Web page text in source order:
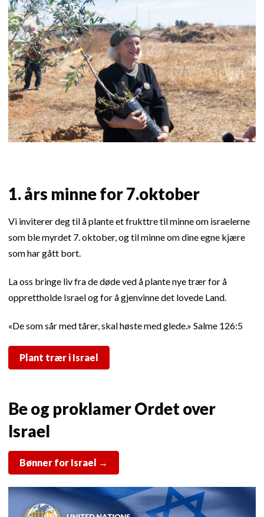
1. års minne for 7.oktober
Vi inviterer deg til å plante et frukttre til minne om israelerne
som ble myrdet 7. oktober, og til minne om dine egne kjære
som har gått bort.
La oss bringe liv fra de døde ved å plante nye trær for å
opprettholde Israel og for å gjenvinne det lovede Land.
«De som sår med tårer, skal høste med glede.» Salme 126:5
Plant trær i Israel
Be og proklamer Ordet over
Israel
Bønner for Israel →